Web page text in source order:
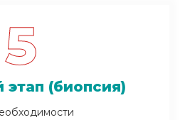
5
этап (биопсия)